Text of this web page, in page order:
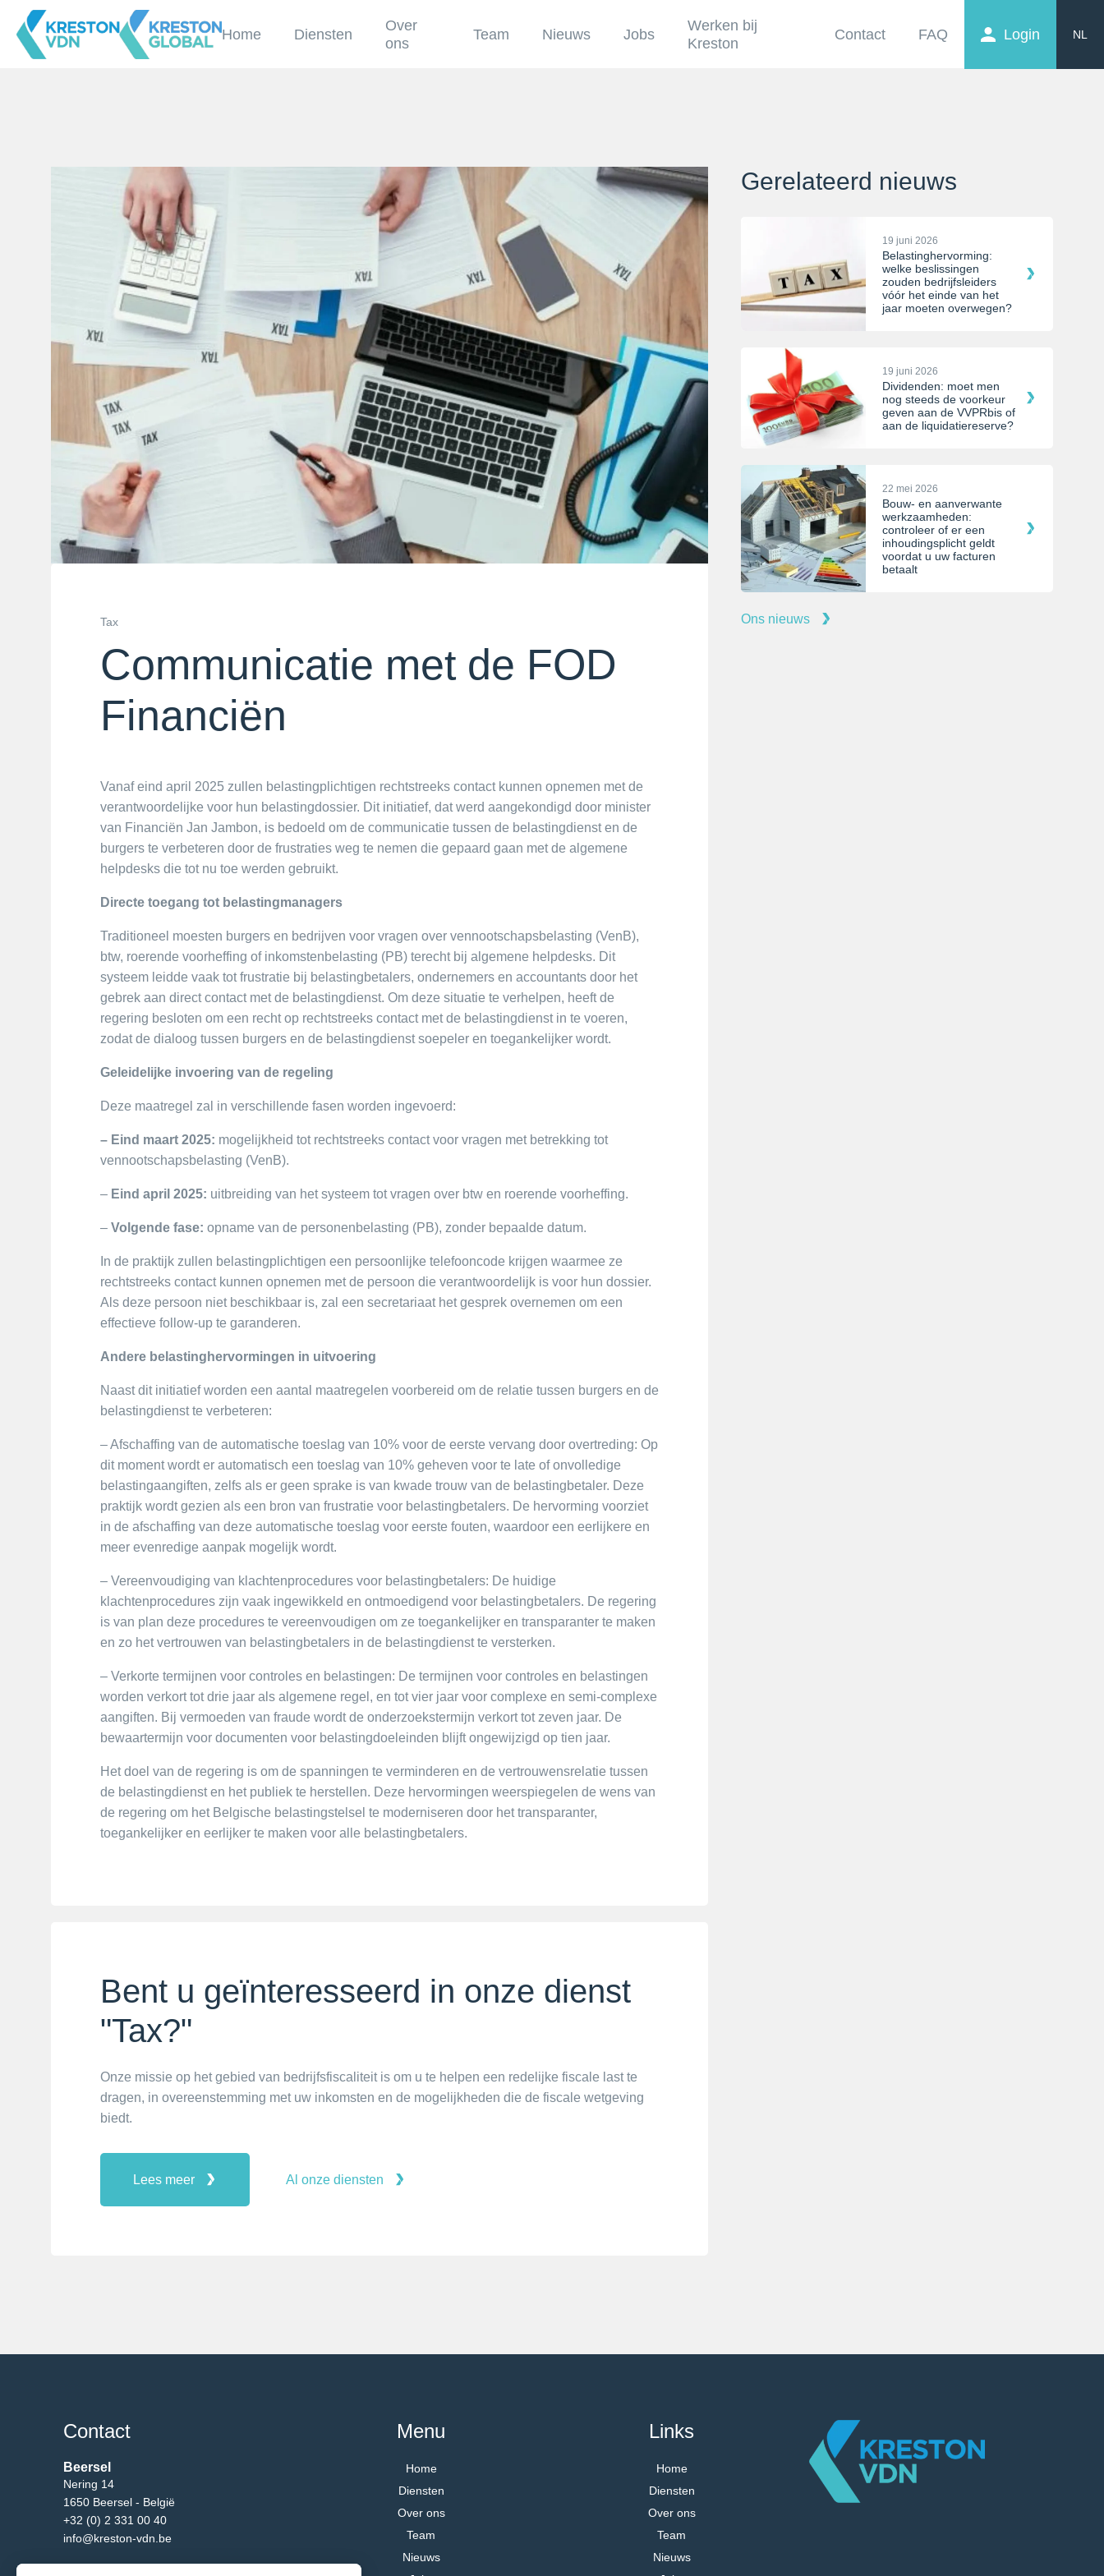
Home Diensten
Over
ons
Team Nieuws Jobs
Werken bij
Kreston
Contact FAQ Login
NL
Tax
Communicatie met de FOD
Financiën
Vanaf eind april 2025 zullen belastingplichtigen rechtstreeks contact kunnen opnemen met de
verantwoordelijke voor hun belastingdossier. Dit initiatief, dat werd aangekondigd door minister
van Financiën Jan Jambon, is bedoeld om de communicatie tussen de belastingdienst en de
burgers te verbeteren door de frustraties weg te nemen die gepaard gaan met de algemene
helpdesks die tot nu toe werden gebruikt.
Directe toegang tot belastingmanagers
Traditioneel moesten burgers en bedrijven voor vragen over vennootschapsbelasting (VenB),
btw, roerende voorheffing of inkomstenbelasting (PB) terecht bij algemene helpdesks. Dit
systeem leidde vaak tot frustratie bij belastingbetalers, ondernemers en accountants door het
gebrek aan direct contact met de belastingdienst. Om deze situatie te verhelpen, heeft de
regering besloten om een recht op rechtstreeks contact met de belastingdienst in te voeren,
zodat de dialoog tussen burgers en de belastingdienst soepeler en toegankelijker wordt.
Geleidelijke invoering van de regeling
Deze maatregel zal in verschillende fasen worden ingevoerd:
– Eind maart 2025: mogelijkheid tot rechtstreeks contact voor vragen met betrekking tot
vennootschapsbelasting (VenB).
– Eind april 2025: uitbreiding van het systeem tot vragen over btw en roerende voorheffing.
– Volgende fase: opname van de personenbelasting (PB), zonder bepaalde datum.
In de praktijk zullen belastingplichtigen een persoonlijke telefooncode krijgen waarmee ze
rechtstreeks contact kunnen opnemen met de persoon die verantwoordelijk is voor hun dossier.
Als deze persoon niet beschikbaar is, zal een secretariaat het gesprek overnemen om een
effectieve follow-up te garanderen.
Andere belastinghervormingen in uitvoering
Naast dit initiatief worden een aantal maatregelen voorbereid om de relatie tussen burgers en de
belastingdienst te verbeteren:
– Afschaffing van de automatische toeslag van 10% voor de eerste vervang door overtreding: Op
dit moment wordt er automatisch een toeslag van 10% geheven voor te late of onvolledige
belastingaangiften, zelfs als er geen sprake is van kwade trouw van de belastingbetaler. Deze
praktijk wordt gezien als een bron van frustratie voor belastingbetalers. De hervorming voorziet
in de afschaffing van deze automatische toeslag voor eerste fouten, waardoor een eerlijkere en
meer evenredige aanpak mogelijk wordt.
– Vereenvoudiging van klachtenprocedures voor belastingbetalers: De huidige
klachtenprocedures zijn vaak ingewikkeld en ontmoedigend voor belastingbetalers. De regering
is van plan deze procedures te vereenvoudigen om ze toegankelijker en transparanter te maken
en zo het vertrouwen van belastingbetalers in de belastingdienst te versterken.
– Verkorte termijnen voor controles en belastingen: De termijnen voor controles en belastingen
worden verkort tot drie jaar als algemene regel, en tot vier jaar voor complexe en semi-complexe
aangiften. Bij vermoeden van fraude wordt de onderzoekstermijn verkort tot zeven jaar. De
bewaartermijn voor documenten voor belastingdoeleinden blijft ongewijzigd op tien jaar.
Het doel van de regering is om de spanningen te verminderen en de vertrouwensrelatie tussen
de belastingdienst en het publiek te herstellen. Deze hervormingen weerspiegelen de wens van
de regering om het Belgische belastingstelsel te moderniseren door het transparanter,
toegankelijker en eerlijker te maken voor alle belastingbetalers.
Bent u geïnteresseerd in onze dienst
"Tax?"
Onze missie op het gebied van bedrijfsfiscaliteit is om u te helpen een redelijke fiscale last te
dragen, in overeenstemming met uw inkomsten en de mogelijkheden die de fiscale wetgeving
biedt.
Lees meer Al onze diensten
Gerelateerd nieuws
19 juni 2026
Belastinghervorming:
welke beslissingen
zouden bedrijfsleiders
vóór het einde van het
jaar moeten overwegen?
19 juni 2026
Dividenden: moet men
nog steeds de voorkeur
geven aan de VVPRbis of
aan de liquidatiereserve?
22 mei 2026
Bouw- en aanverwante
werkzaamheden:
controleer of er een
inhoudingsplicht geldt
voordat u uw facturen
betaalt
Ons nieuws
Contact
Beersel
Nering 14
1650 Beersel - België
+32 (0) 2 331 00 40
info@kreston-vdn.be
Menu
Home
Diensten
Over ons
Team
Nieuws
Links
Home
Diensten
Over ons
Team
Nieuws